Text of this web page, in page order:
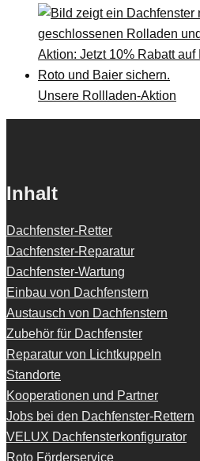
Unsere Rollladen-Aktion
Inhalt
Dachfenster-Retter
Dachfenster-Reparatur
Dachfenster-Wartung
Einbau von Dachfenstern
Austausch von Dachfenstern
Zubehör für Dachfenster
Reparatur von Lichtkuppeln
Standorte
Kooperationen und Partner
Jobs bei den Dachfenster-Rettern
VELUX Dachfensterkonfigurator
Roto Förderservice